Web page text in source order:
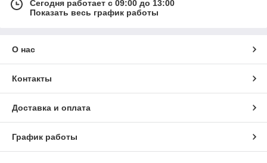
Сегодня работает с 09:00 до 13:00
Показать весь график работы
О нас
Контакты
Доставка и оплата
График работы